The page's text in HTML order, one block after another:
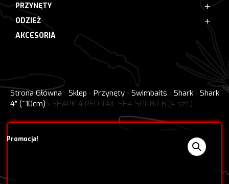
PRZYNĘTY
ODZIEŻ
AKCESORIA
Strona Główna › Sklep › Przynęty › Swimbaits › Shark › Shark
4” (~10cm) › SHARK 4 RED TAIL SH4-S008R-B (4 szt.)
Promocja!